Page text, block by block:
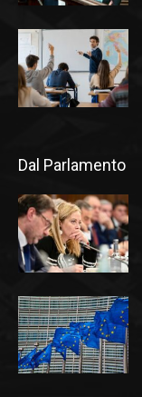
Dal Parlamento